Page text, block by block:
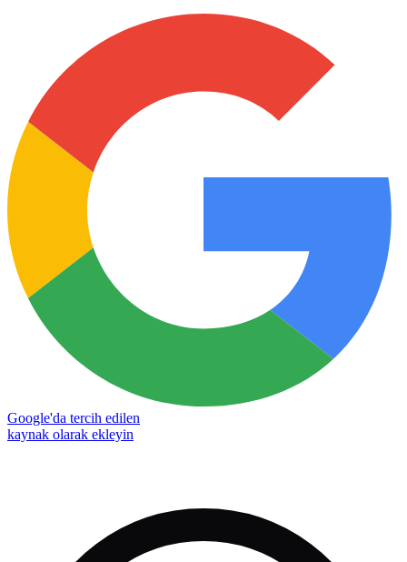
Google'da tercih edilen
kaynak olarak ekleyin